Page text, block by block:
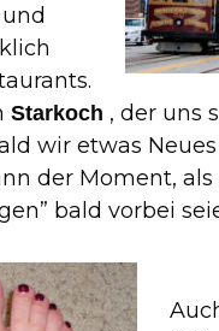
Starkoch , der uns
wir etwas
der Moment,
bald vorbei